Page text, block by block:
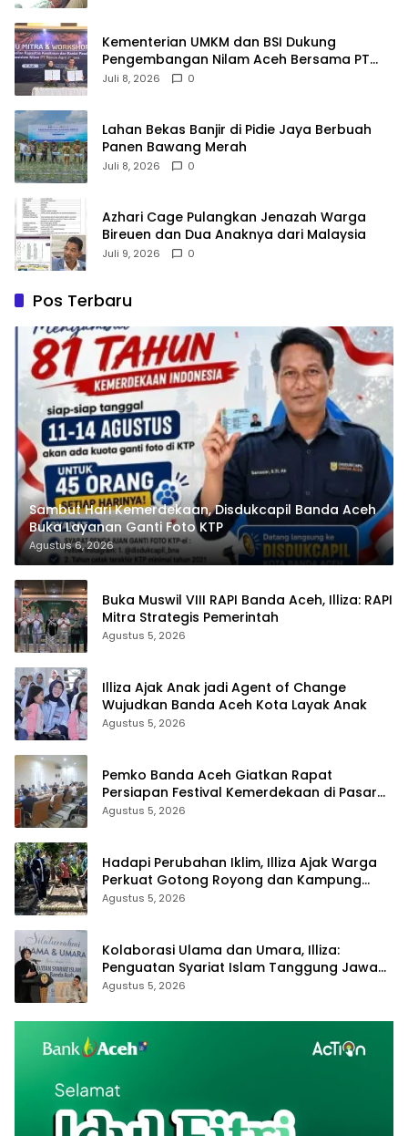
Kementerian UMKM dan BSI Dukung
Pengembangan Nilam Aceh Bersama PT
Razma Agro Jayana
Juli 8, 2026 0
Lahan Bekas Banjir di Pidie Jaya Berbuah
Panen Bawang Merah
Juli 8, 2026 0
Azhari Cage Pulangkan Jenazah Warga
Bireuen dan Dua Anaknya dari Malaysia
Juli 9, 2026 0
Pos Terbaru
Sambut Hari Kemerdekaan, Disdukcapil Banda Aceh
Buka Layanan Ganti Foto KTP
Agustus 6, 2026
Buka Muswil VIII RAPI Banda Aceh, Illiza: RAPI
Mitra Strategis Pemerintah
Agustus 5, 2026
Illiza Ajak Anak jadi Agent of Change
Wujudkan Banda Aceh Kota Layak Anak
Agustus 5, 2026
Pemko Banda Aceh Giatkan Rapat
Persiapan Festival Kemerdekaan di Pasar
Atjeh
Agustus 5, 2026
Hadapi Perubahan Iklim, Illiza Ajak Warga
Perkuat Gotong Royong dan Kampung
Proklim
Agustus 5, 2026
Kolaborasi Ulama dan Umara, Illiza:
Penguatan Syariat Islam Tanggung Jawab
Bersama
Agustus 5, 2026